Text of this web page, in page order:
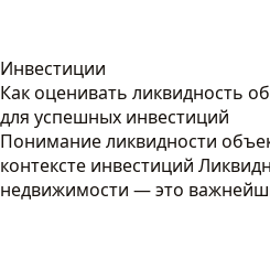
Инвестиции
Как оценивать ликвидность
для успешных инвестиций
Понимание ликвидности
контексте инвестиций
недвижимости — это